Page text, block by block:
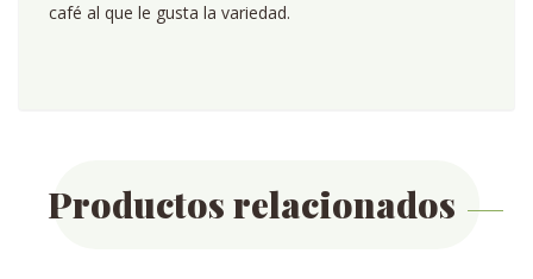
café al que le gusta la variedad.
Productos relacionados